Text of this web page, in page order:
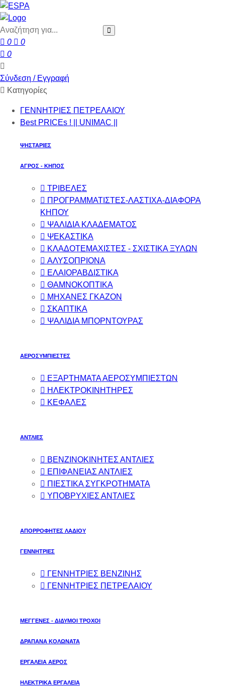
0
0
0
Σύνδεση / Εγγραφή
Κατηγορίες
ΓΕΝΝΗΤΡΙΕΣ ΠΕΤΡΕΛΑΙΟΥ
Best PRICEs ! || UNIMAC ||
ΨΗΣΤΑΡΙΕΣ
ΑΓΡΟΣ - ΚΗΠΟΣ
ΤΡΙΒΕΛΕΣ
ΠΡΟΓΡΑΜΜΑΤΙΣΤΕΣ-ΛΑΣΤΙΧΑ-ΔΙΑΦOΡΑ
ΚΗΠΟΥ
ΨΑΛΙΔΙΑ ΚΛΑΔΕΜΑΤΟΣ
ΨΕΚΑΣΤΙΚΑ
ΚΛΑΔΟΤΕΜΑΧΙΣΤΕΣ - ΣΧΙΣΤΙΚΑ ΞΥΛΩΝ
ΑΛΥΣΟΠΡΙΟΝΑ
ΕΛΑΙΟΡΑΒΔΙΣΤΙΚΑ
ΘΑΜΝΟΚΟΠΤΙΚΑ
ΜΗΧΑΝΕΣ ΓΚΑΖΟΝ
ΣΚΑΠΤΙΚΑ
ΨΑΛΙΔΙΑ ΜΠΟΡΝΤΟΥΡΑΣ
ΑΕΡΟΣΥΜΠΙΕΣΤΕΣ
ΕΞΑΡΤΗΜΑΤΑ ΑΕΡΟΣΥΜΠΙΕΣΤΩΝ
ΗΛΕΚΤΡΟΚΙΝΗΤΗΡΕΣ
ΚΕΦΑΛΕΣ
ΑΝΤΛΙΕΣ
ΒΕΝΖΙΝΟΚΙΝΗΤΕΣ ΑΝΤΛΙΕΣ
ΕΠΙΦΑΝΕΙΑΣ ΑΝΤΛΙΕΣ
ΠΙΕΣΤΙΚΑ ΣΥΓΚΡΟΤΗΜΑΤΑ
ΥΠΟΒΡΥΧΙΕΣ ΑΝΤΛΙΕΣ
ΑΠΟΡΡΟΦΗΤΕΣ ΛΑΔΙΟΥ
ΓΕΝΝΗΤΡΙΕΣ
ΓΕΝΝΗΤΡΙΕΣ ΒΕΝΖΙΝΗΣ
ΓΕΝΝΗΤΡΙΕΣ ΠΕΤΡΕΛΑΙΟΥ
ΜΕΓΓΕΝΕΣ - ΔΙΔΥΜΟΙ ΤΡΟΧΟΙ
ΔΡΑΠΑΝΑ ΚΟΛΩΝΑΤΑ
ΕΡΓΑΛΕΙΑ ΑΕΡΟΣ
ΗΛΕΚΤΡΙΚΑ ΕΡΓΑΛΕΙΑ